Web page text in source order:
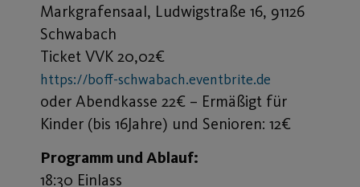
Markgrafensaal, Ludwigstraße 16, 91126
Schwabach
Ticket VVK 20,02€
https://boff-schwabach.eventbrite.de
oder Abendkasse 22€ – Ermäßigt für
Kinder (bis 16Jahre) und Senioren: 12€
Programm und Ablauf:
18:30 Einlass